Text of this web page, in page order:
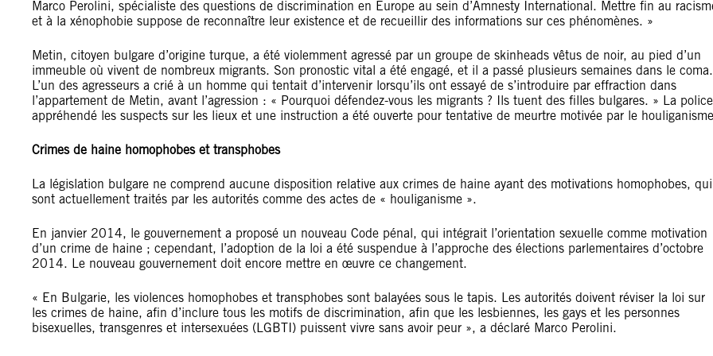
Marco Perolini, spécialiste des questions de discrimination en Europe au sein d’Amnesty International. Mettre fin au
et à la xénophobie suppose de reconnaître leur existence et de recueillir des informations sur ces phénomènes. »
Metin, citoyen bulgare d’origine turque, a été violemment agressé par un groupe de skinheads vêtus de noir, au pied d’un
immeuble où vivent de nombreux migrants. Son pronostic vital a été engagé, et il a passé plusieurs semaines dans le coma.
L’un des agresseurs a crié à un homme qui tentait d’intervenir lorsqu’ils ont essayé de s’introduire par effraction dans
l’appartement de Metin, avant l’agression : « Pourquoi défendez-vous les migrants ? Ils tuent des filles bulgares. » La
appréhendé les suspects sur les lieux et une instruction a été ouverte pour tentative de meurtre motivée par le
Crimes de haine homophobes et transphobes
La législation bulgare ne comprend aucune disposition relative aux crimes de haine ayant des motivations homophobes, qui
sont actuellement traités par les autorités comme des actes de « houliganisme ».
En janvier 2014, le gouvernement a proposé un nouveau Code pénal, qui intégrait l’orientation sexuelle comme motivation
d’un crime de haine ; cependant, l’adoption de la loi a été suspendue à l’approche des élections parlementaires d’octobre
2014. Le nouveau gouvernement doit encore mettre en œuvre ce changement.
« En Bulgarie, les violences homophobes et transphobes sont balayées sous le tapis. Les autorités doivent réviser la loi sur
les crimes de haine, afin d’inclure tous les motifs de discrimination, afin que les lesbiennes, les gays et les personnes
bisexuelles, transgenres et intersexuées (LGBTI) puissent vivre sans avoir peur », a déclaré Marco Perolini.